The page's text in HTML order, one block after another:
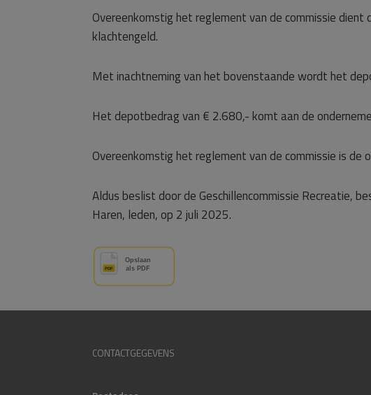
Overeenkomstig het reglement van de commissie
klachtengeld.
Met inachtneming van het bovenstaande wordt het
Het depotbedrag van € 2.680,- komt aan de
Overeenkomstig het reglement van de commissie is de
Aldus beslist door de Geschillencommissie Recreatie,
Haren, leden, op 2 juli 2025.
CONTACTGEGEVENS